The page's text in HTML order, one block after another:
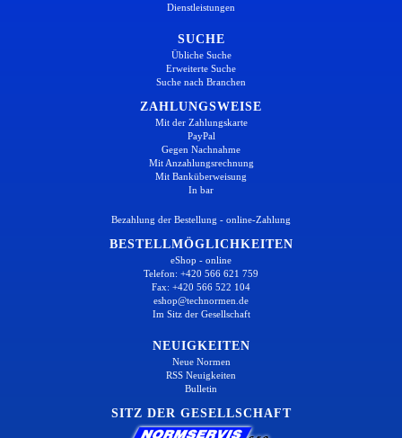
Dienstleistungen
SUCHE
Übliche Suche
Erweiterte Suche
Suche nach Branchen
ZAHLUNGSWEISE
Mit der Zahlungskarte
PayPal
Gegen Nachnahme
Mit Anzahlungsrechnung
Mit Banküberweisung
In bar
Bezahlung der Bestellung - online-Zahlung
BESTELLMÖGLICHKEITEN
eShop - online
Telefon: +420 566 621 759
Fax: +420 566 522 104
eshop@technormen.de
Im Sitz der Gesellschaft
NEUIGKEITEN
Neue Normen
RSS Neuigkeiten
Bulletin
SITZ DER GESELLSCHAFT